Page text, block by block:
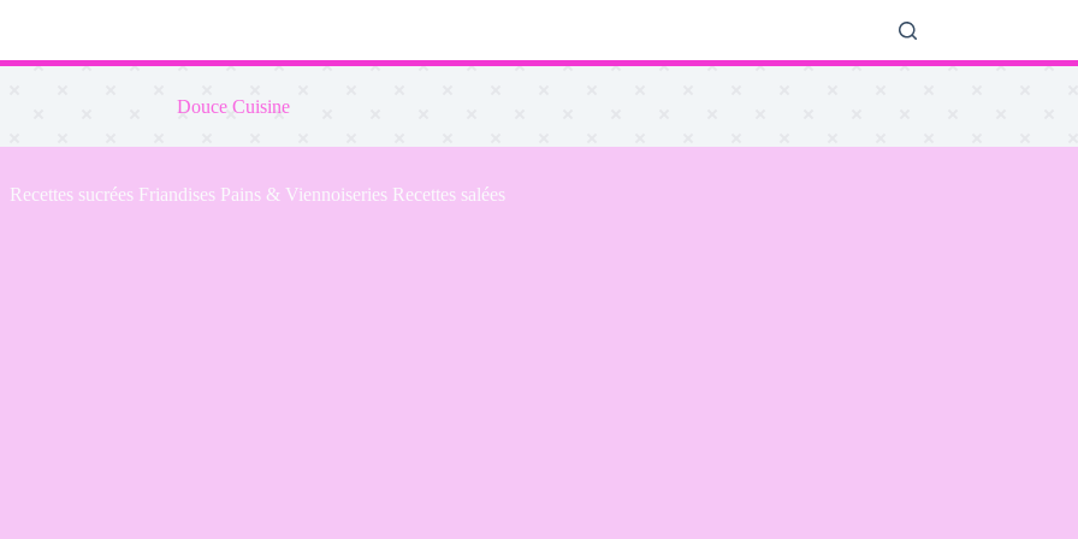
Douce Cuisine
Recettes sucrées Friandises Pains & Viennoiseries Recettes salées